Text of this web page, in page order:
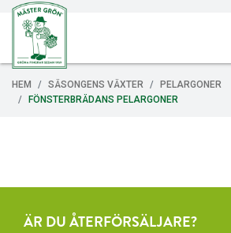
HEM SÄSONGENS VÄXTER
PELARGONER
FÖNSTERBRÄDANS PELARGONER
ÄR DU ÅTERFÖRSÄLJARE?